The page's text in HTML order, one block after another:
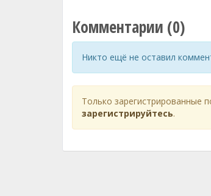
Комментарии (0)
Никто ещё не оставил
Только зарегистрированные
зарегистрируйтесь.